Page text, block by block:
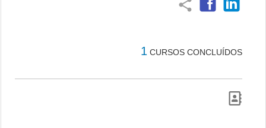
share
1 CURSOS CONCLUÍDOS